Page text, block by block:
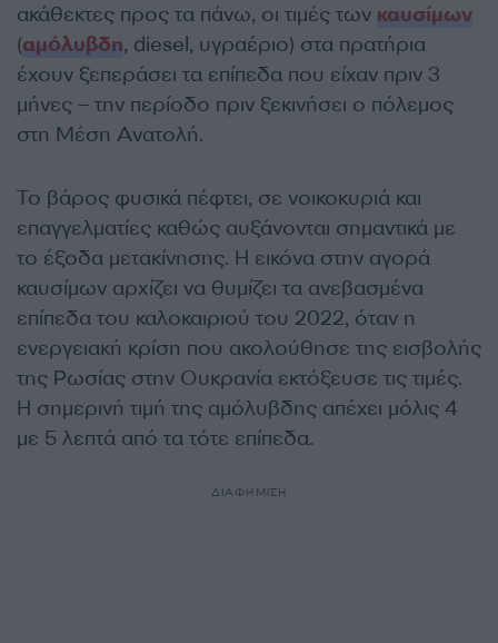
ακάθεκτες προς τα πάνω, οι τιμές των καυσίμων
(αμόλυβδη, diesel, υγραέριο) στα πρατήρια
έχουν ξεπεράσει τα επίπεδα που είχαν πριν 3
μήνες – την περίοδο πριν ξεκινήσει ο πόλεμος
στη Μέση Ανατολή.
Το βάρος φυσικά πέφτει, σε νοικοκυριά και
επαγγελματίες καθώς αυξάνονται σημαντικά με
το έξοδα μετακίνησης. Η εικόνα στην αγορά
καυσίμων αρχίζει να θυμίζει τα ανεβασμένα
επίπεδα του καλοκαιριού του 2022, όταν η
ενεργειακή κρίση που ακολούθησε της εισβολής
της Ρωσίας στην Ουκρανία εκτόξευσε τις τιμές.
Η σημερινή τιμή της αμόλυβδης απέχει μόλις 4
με 5 λεπτά από τα τότε επίπεδα.
ΔΙΑΦΗΜΙΣΗ